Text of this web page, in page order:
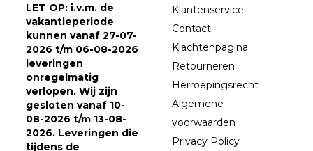
LET OP: i.v.m. de
vakantieperiode
kunnen vanaf 27-07-
2026 t/m 06-08-2026
leveringen
onregelmatig
verlopen. Wij zijn
gesloten vanaf 10-
08-2026 t/m 13-08-
2026. Leveringen die
tijdens de
Klantenservice
Contact
Klachtenpagina
Retourneren
Herroepingsrecht
Algemene
voorwaarden
Privacy Policy